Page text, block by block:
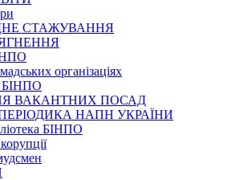
СТАЖУВАННЯ
організаціях
БІНПО
ВАКАНТНИХ ПОСАД
НАПН УКРАЇНИ
БІНПО